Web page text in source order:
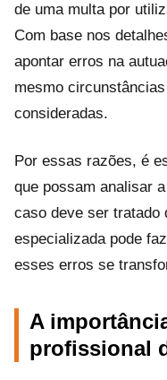
de uma multa por
Com base nos
apontar erros na
mesmo
consideradas.
Por essas razões, é
que possam analisar
caso deve ser tratado
especializada pode
esses erros se
A
profissional